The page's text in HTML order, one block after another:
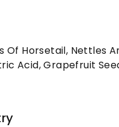
Horsetail, Nettles
Acid, Grapefruit